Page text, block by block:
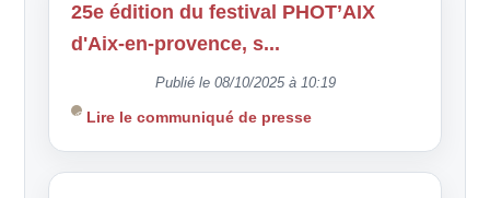
25e édition du festival PHOT’AIX
d'Aix-en-provence, s...
Publié le 08/10/2025 à 10:19
Lire le communiqué de presse